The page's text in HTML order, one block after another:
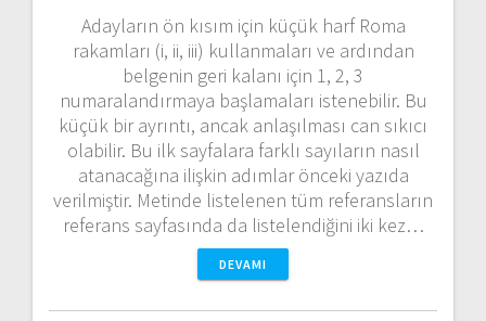
Adayların ön kısım için küçük harf Roma
rakamları (i, ii, iii) kullanmaları ve ardından
belgenin geri kalanı için 1, 2, 3
numaralandırmaya başlamaları istenebilir. Bu
küçük bir ayrıntı, ancak anlaşılması can sıkıcı
olabilir. Bu ilk sayfalara farklı sayıların nasıl
atanacağına ilişkin adımlar önceki yazıda
verilmiştir. Metinde listelenen tüm referansların
referans sayfasında da listelendiğini iki kez…
DEVAMI